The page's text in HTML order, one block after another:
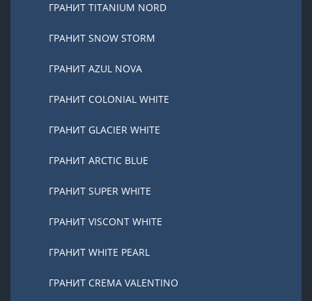
ГРАНИТ TITANIUM NORD
ГРАНИТ SNOW STORM
ГРАНИТ AZUL NOVA
ГРАНИТ COLONIAL WHITE
ГРАНИТ GLACIER WHITE
ГРАНИТ ARCTIC BLUE
ГРАНИТ SUPER WHITE
ГРАНИТ VISCONT WHITE
ГРАНИТ WHITE PEARL
ГРАНИТ CREMA VALENTINO